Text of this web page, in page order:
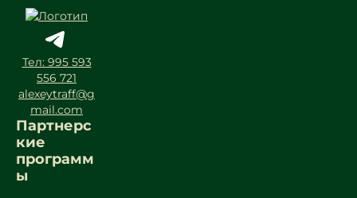
Тел: 995 593
556 721
alexeytraff@g
mail.com
Партнерс
кие
программ
ы